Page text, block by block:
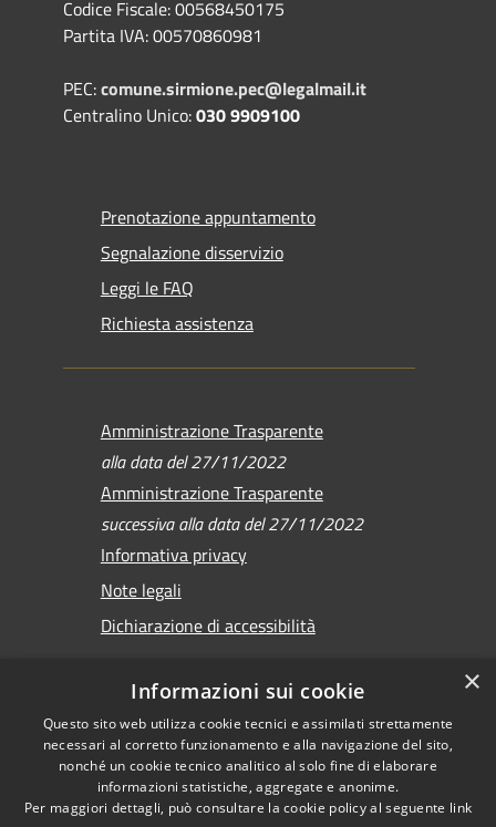
Codice Fiscale: 00568450175
Partita IVA: 00570860981
PEC:comune.sirmione.pec@legalmail.it
Centralino Unico:030 9909100
Prenotazione appuntamento
Segnalazione disservizio
Leggi le FAQ
Richiesta assistenza
Amministrazione Trasparente
alla data del 27/11/2022
Amministrazione Trasparente
successiva alla data del 27/11/2022
Informativa privacy
Note legali
Dichiarazione di accessibilità
RSS
Accessibilità
Privacy
Cookie
Copyright © 2026 •
Comune di Sirmione •
Powered by
Municipium•
×
Informazioni sui cookie
Questo sito web utilizza cookie tecnici e assimilati strettamente
necessari al corretto funzionamento e alla navigazione del sito,
nonché un cookie tecnico analitico al solo fine di elaborare
informazioni statistiche, aggregate e anonime.
Per maggiori dettagli, può consultare la cookie policy al seguente link